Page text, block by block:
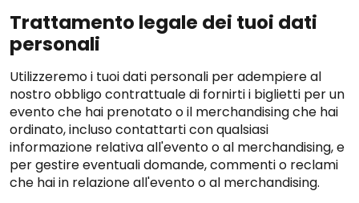
Trattamento legale dei tuoi dati
personali
Utilizzeremo i tuoi dati personali per adempiere al
nostro obbligo contrattuale di fornirti i biglietti per un
evento che hai prenotato o il merchandising che hai
ordinato, incluso contattarti con qualsiasi
informazione relativa all'evento o al merchandising, e
per gestire eventuali domande, commenti o reclami
che hai in relazione all'evento o al merchandising.